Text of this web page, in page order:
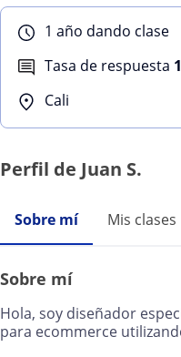
1 año dando clase
Tasa de respuesta
Cali
Perfil de Juan S.
Sobre mí Mis clases
Sobre mí
Hola, soy diseñador
para ecommerce